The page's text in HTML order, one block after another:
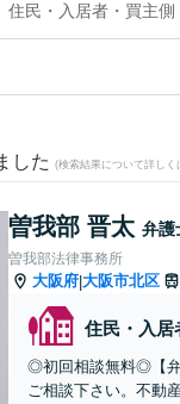
住民・入居者・買主側
した (検索結果について詳しく
曽我部 晋太 弁護
曽我部法律事務所
大阪府|大阪市北区
住民・入居
◎初回相談無料◎【弁
ご相談下さい。不動